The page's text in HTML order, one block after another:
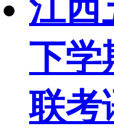
江西
下学
联考